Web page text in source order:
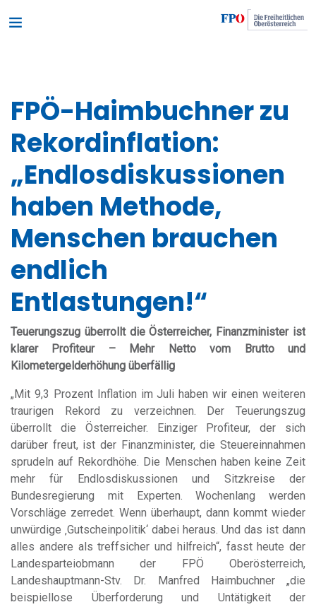
FPÖ-Haimbuchner zu
Rekordinflation:
„Endlosdiskussionen
haben Methode,
Menschen brauchen
endlich
Entlastungen!“
Teuerungszug überrollt die Österreicher, Finanzminister ist
klarer Profiteur – Mehr Netto vom Brutto und
Kilometergelderhöhung überfällig
„Mit 9,3 Prozent Inflation im Juli haben wir einen weiteren
traurigen Rekord zu verzeichnen. Der Teuerungszug
überrollt die Österreicher. Einziger Profiteur, der sich
darüber freut, ist der Finanzminister, die Steuereinnahmen
sprudeln auf Rekordhöhe. Die Menschen haben keine Zeit
mehr für Endlosdiskussionen und Sitzkreise der
Bundesregierung mit Experten. Wochenlang werden
Vorschläge zerredet. Wenn überhaupt, dann kommt wieder
unwürdige ‚Gutscheinpolitik‘ dabei heraus. Und das ist dann
alles andere als treffsicher und hilfreich“, fasst heute der
Landesparteiobmann der FPÖ Oberösterreich,
Landeshauptmann-Stv. Dr. Manfred Haimbuchner „die
beispiellose Überforderung und Untätigkeit der